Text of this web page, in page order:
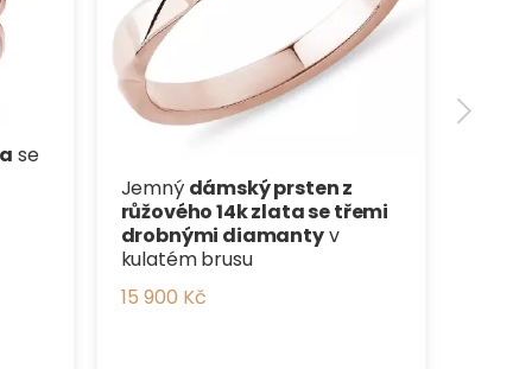
se
Jemný dámský prsten z
růžového 14k zlata se třemi
drobnými diamantyv
kulatém brusu
15 900 Kč